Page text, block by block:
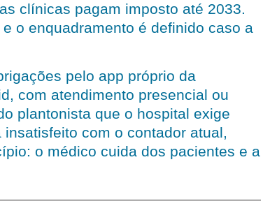
clínicas pagam imposto até 2033.
o enquadramento é definido caso a
pelo app próprio da
com atendimento presencial ou
plantonista que o hospital exige
com o contador atual,
o médico cuida dos pacientes e a